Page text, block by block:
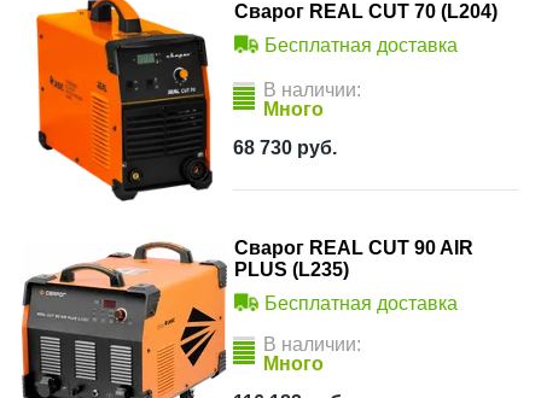
Сварог REAL CUT 70 (L204)
Бесплатная доставка
В наличии:
Много
68 730 руб.
Сварог REAL CUT 90 AIR
PLUS (L235)
Бесплатная доставка
В наличии:
Много